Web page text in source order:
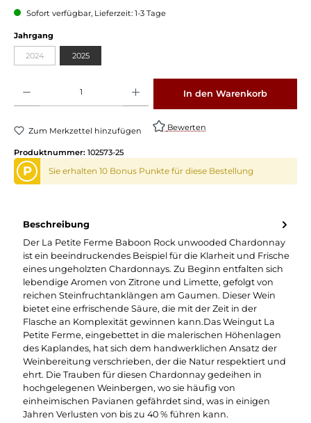
Sofort verfügbar, Lieferzeit: 1-3 Tage
Jahrgang
2024(Diese Option ist zurzeit nicht verfügbar.)
2025
In den Warenkorb
Zum Merkzettel hinzufügen Bewerten
Produktnummer: 102573-25
P Sie erhalten 10 Bonus Punkte für diese Bestellung
Beschreibung
Der La Petite Ferme Baboon Rock unwooded Chardonnay
ist ein beeindruckendes Beispiel für die Klarheit und Frische
eines ungeholzten Chardonnays. Zu Beginn entfalten sich
lebendige Aromen von Zitrone und Limette, gefolgt von
reichen Steinfruchtanklängen am Gaumen. Dieser Wein
bietet eine erfrischende Säure, die mit der Zeit in der
Flasche an Komplexität gewinnen kann.Das Weingut La
Petite Ferme, eingebettet in die malerischen Höhenlagen
des Kaplandes, hat sich dem handwerklichen Ansatz der
Weinbereitung verschrieben, der die Natur respektiert und
ehrt. Die Trauben für diesen Chardonnay gedeihen in
hochgelegenen Weinbergen, wo sie häufig von
einheimischen Pavianen gefährdet sind, was in einigen
Jahren Verlusten von bis zu 40 % führen kann.